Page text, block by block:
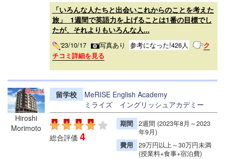
「いろんな人たちと出会いこれからのことを考えた
旅」 1週間で英語力を上げることは1番の目標でし
たが、それよりもいろんな人...
'23/10/17 写真あり 参考になった!426人
ク
チコミ詳細を見る
Hiroshi
Morimoto
留学校
MeRISE English Academy
ミライズ イングリッシュアカデミー
総合評価 4
期間
2週間 (2023年8月～2023
年9月)
費用
29万円以上～30万円未満
(授業料+食事+宿泊費)